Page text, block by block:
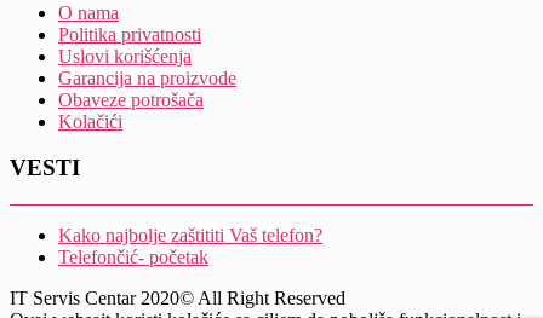
O nama
Politika privatnosti
Uslovi korišćenja
Garancija na proizvode
Obaveze potrošača
Kolačići
VESTI
Kako najbolje zaštititi Vaš telefon?
Telefončić- početak
IT Servis Centar 2020© All Right Reserved